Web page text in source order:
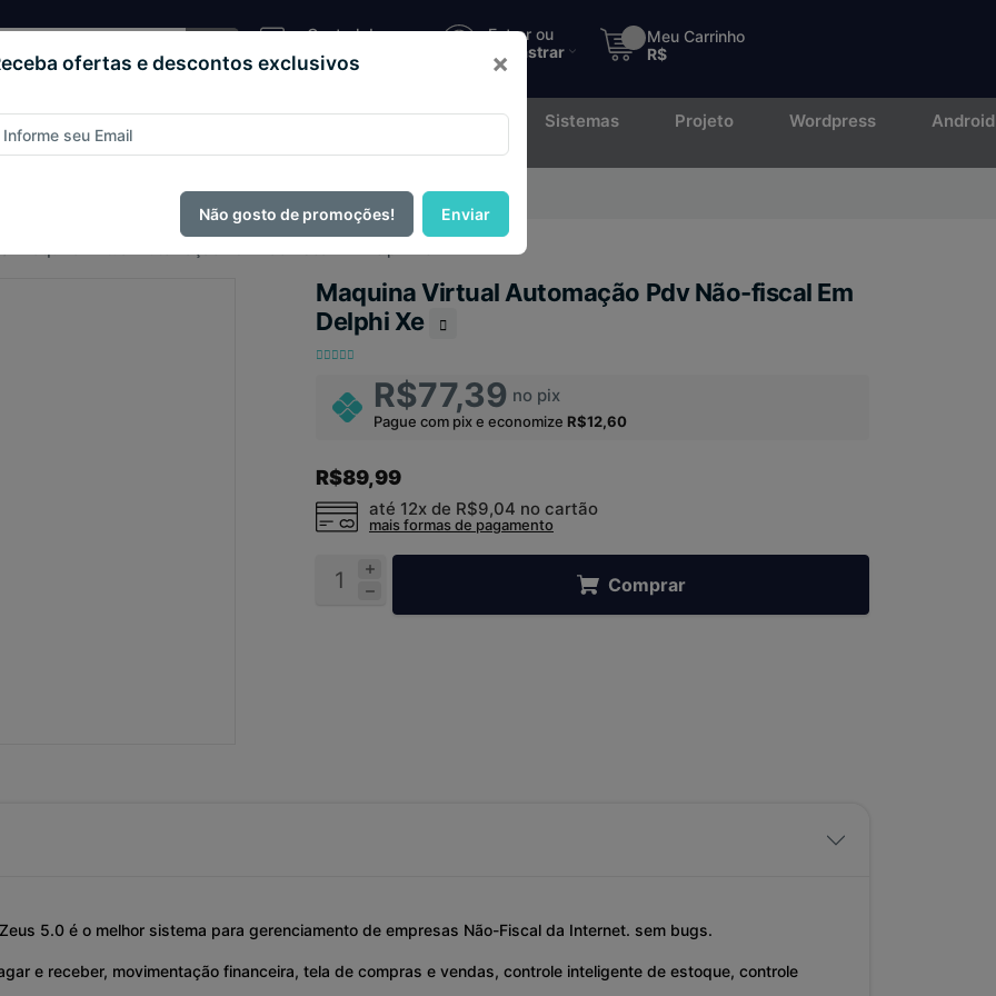
Central de
Atendimento
Entrar ou
Cadastrar
Meu Carrinho
R$
e
Script
Loja
Código
Sistemas Projeto Wordpress Android
PIX e ganhe 14% OFF em todo o site no mês de Agosto.
Maquina Virtual Automação Pdv Não-fiscal Em
Delphi Xe
R$77,39 no pix
Pague com pix e economize R$12,60
R$89,99
até 12x de R$9,04 no cartão
mais formas de pagamento
Comprar
5.0 é o melhor sistema para gerenciamento de empresas Não-Fiscal da Internet. sem bugs.
e receber, movimentação financeira, tela de compras e vendas, controle inteligente de estoque, controle
ofertas e descontos exclusivos ×
Não gosto de promoções! Enviar